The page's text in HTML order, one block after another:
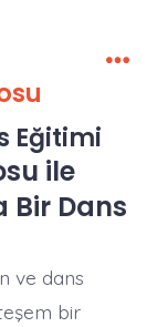
Eğitimi
ile
Bir Dans
ve dans
bir